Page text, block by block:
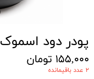
پودر دود اسموک
۱۵۵,۰۰۰ تومان
۲ عدد باقیمانده